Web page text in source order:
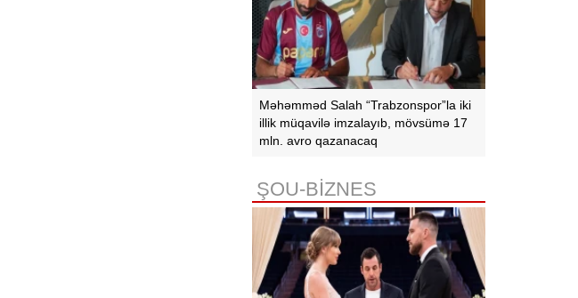
Məhəmməd Salah “Trabzonspor”la iki
illik müqavilə imzalayıb, mövsümə 17
mln. avro qazanacaq
ŞOU-BİZNES